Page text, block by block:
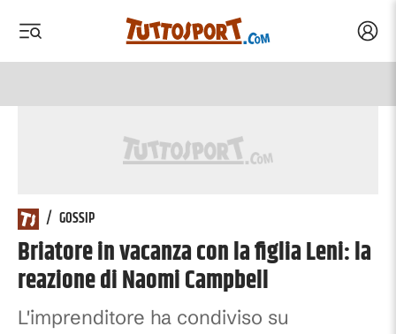
/ GOSSIP
Briatore in vacanza con la figlia Leni: la
reazione di Naomi Campbell
L'imprenditore ha condiviso su